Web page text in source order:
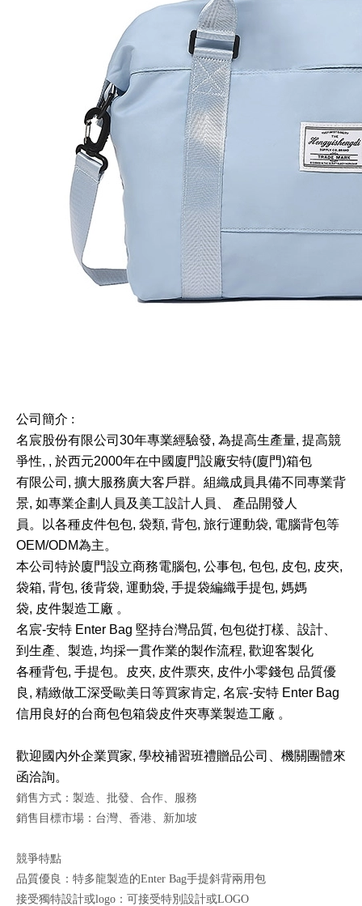
公司簡介 :
名宸股份有限公司30年專業經驗發, 為提高生產量, 提高競
爭性, , 於西元2000年在中國廈門設廠安特(廈門)箱包
有限公司, 擴大服務廣大客戶群。組織成員具備不同專業背
景, 如專業企劃人員及美工設計人員、 產品開發人
員。以各種皮件包包, 袋類, 背包, 旅行運動袋, 電腦背包等
OEM/ODM為主。
本公司特於廈門設立商務電腦包, 公事包, 包包, 皮包, 皮夾,
袋箱, 背包, 後背袋, 運動袋, 手提袋編織手提包, 媽媽
袋, 皮件製造工廠 。
名宸-安特 Enter Bag 堅持台灣品質, 包包從打樣、設計、
到生產、製造, 均採一貫作業的製作流程, 歡迎客製化
各種背包, 手提包。皮夾, 皮件票夾, 皮件小零錢包 品質優
良, 精緻做工深受歐美日等買家肯定, 名宸-安特 Enter Bag
信用良好的台商包包箱袋皮件夾專業製造工廠 。
歡迎國內外企業買家, 學校補習班禮贈品公司、機關團體來
函洽詢。
銷售方式：製造、批發、合作、服務
銷售目標市場：台灣、香港、新加坡
競爭特點
品質優良：特多龍製造的Enter Bag手提斜背兩用包
接受獨特設計或logo：可接受特別設計或LOGO